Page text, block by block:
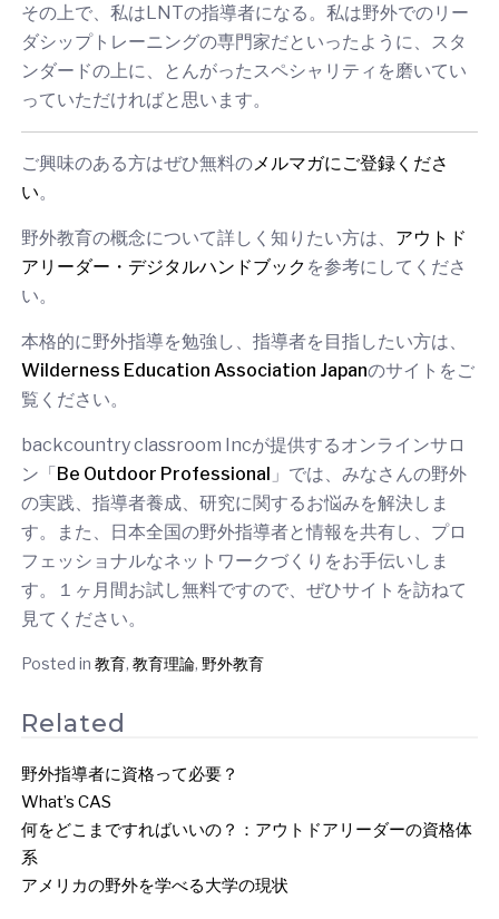
その上で、私はLNTの指導者になる。私は野外でのリー
ダシップトレーニングの専門家だといったように、スタ
ンダードの上に、とんがったスペシャリティを磨いてい
っていただければと思います。
ご興味のある方はぜひ無料のメルマガにご登録くださ
い。
野外教育の概念について詳しく知りたい方は、 アウトド
アリーダー・デジタルハンドブック を参考にしてくださ
い。
本格的に野外指導を勉強し、指導者を目指したい方は、
Wilderness Education Association Japanのサイトをご
覧ください。
backcountry classroom Incが提供するオンラインサロ
ン「Be Outdoor Professional 」では、みなさんの野外
の実践、指導者養成、研究に関するお悩みを解決しま
す。また、日本全国の野外指導者と情報を共有し、プロ
フェッショナルなネットワークづくりをお手伝いしま
す。１ヶ月間お試し無料ですので、ぜひサイトを訪ねて
見てください。
Posted in 教育, 教育理論, 野外教育
Related
野外指導者に資格って必要？
What’s CAS
何をどこまですればいいの？：アウトドアリーダーの資格体
系
アメリカの野外を学べる大学の現状